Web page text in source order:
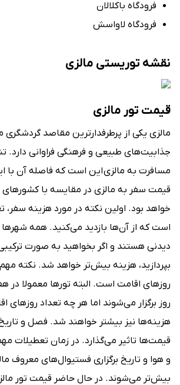
فرودگاه باکلالان
فرودگاه لاواسش
نقشه توریستی مالزی
قیمت تور مالزی
مالزی یکی از پرطرفدارترین مقاصد
جذابیت‌های طبیعی و فرهنگی فراوانی دارد.
مسافرت به مالزی این است که فاصله آن با
قیمت سفر به مالزی در مقایسه با کشورهای
خواهد بود. اولین نکته در مورد هزینه سفر،
است که از آن‌ها بازدید می‌کنید. همه شهرها
دیدنی هستند و اگر بخواهید به صورت ترکیبی
بپردازید، هزینه بیش‌تر خواهد شد. نکته مهم
روزهای اقامت است. البته تورها معمولا
روز برگزار می‌شوند اما هر چه تعداد روزهای
هزینه‌ها نیز بیشتر خواهند شد. فصل و
قیمت‌ها تاثیر می‌گذارد. در زمان
و هوا و تاریخ برگزاری فستیوال‌های معروف
بیش‌تر می‌شوند. در حال حاضر قیمت تور